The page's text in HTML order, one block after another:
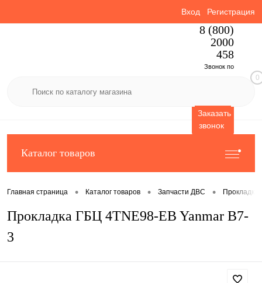
Вход Регистрация
8 (800)
2000
458
Звонок по
Заказать
звонок
0
Каталог товаров
Главная страница • Каталог товаров • Запчасти ДВС • Прокладки
Прокладка ГБЦ 4TNE98-EB Yanmar B7-
3